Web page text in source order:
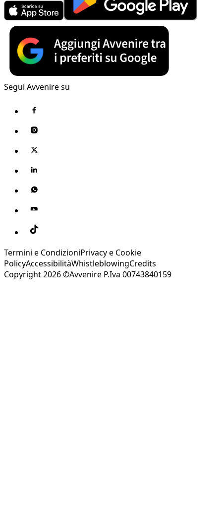
Segui Avvenire su
Termini e CondizioniPrivacy e Cookie
PolicyAccessibilitàWhistleblowingCredits
Copyright 2026 ©Avvenire P.Iva 00743840159